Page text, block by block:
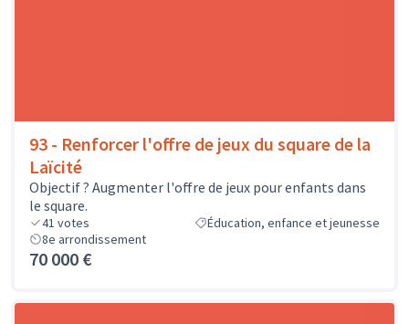
93 - Renforcer l'offre de jeux du square de la
Laïcité
Objectif ? Augmenter l'offre de jeux pour enfants dans
le square.
41 votes
Éducation, enfance et jeunesse
8e arrondissement
70 000 €